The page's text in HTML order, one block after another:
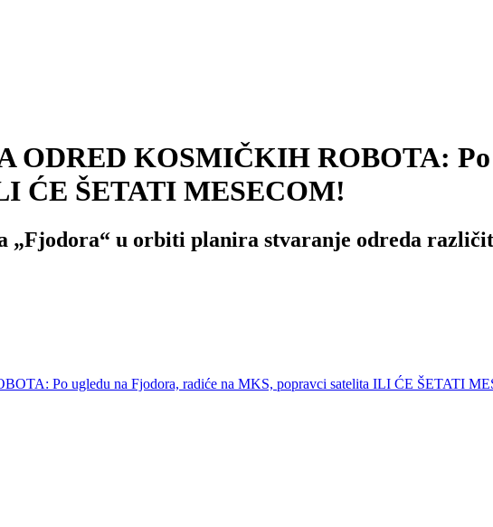
ODRED KOSMIČKIH ROBOTA:
ĆE ŠETATI MESECOM!
„Fjodora“ u orbiti planira stvaranje odreda